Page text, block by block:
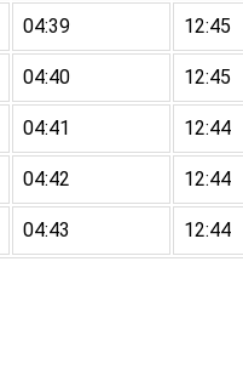
04:39 12:45
04:40 12:45
04:41 12:44
04:42 12:44
04:43 12:44